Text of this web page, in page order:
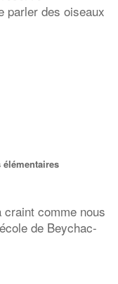
parler des oiseaux
élémentaires
craint comme nous
de Beychac-